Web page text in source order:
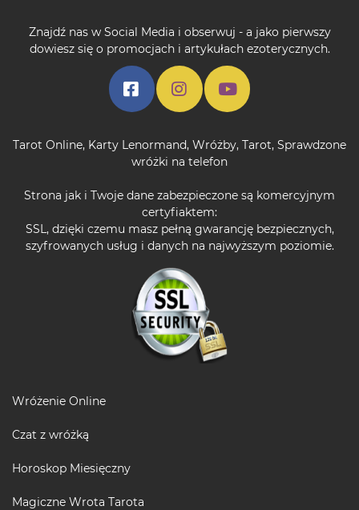
Znajdź nas w Social Media i obserwuj - a jako pierwszy
dowiesz się o promocjach i artykułach ezoterycznych.
Tarot Online, Karty Lenormand, Wróżby, Tarot, Sprawdzone
wróżki na telefon
Strona jak i Twoje dane zabezpieczone są komercyjnym
certyfiaktem:
SSL, dzięki czemu masz pełną gwarancję bezpiecznych,
szyfrowanych usług i danych na najwyższym poziomie.
Wróżenie Online
Czat z wróżką
Horoskop Miesięczny
Magiczne Wrota Tarota